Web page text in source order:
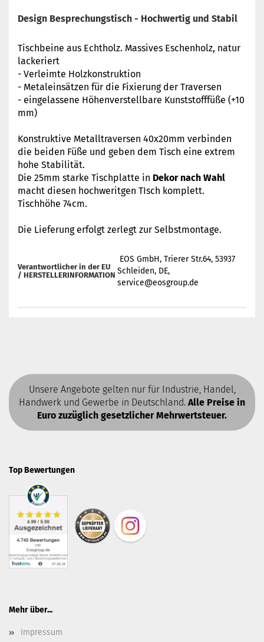
Design Besprechungstisch - Hochwertig und Stabil
Tischbeine aus Echtholz. Massives Eschenholz, natur
lackeriert
- Verleimte Holzkonstruktion
- Metaleinsätzen für die Fixierung der Traversen
- eingelassene Höhenverstellbare Kunststofffüße (+10
mm)
Konstruktive Metalltraversen 40x20mm verbinden
die beiden Füße und geben dem Tisch eine extrem
hohe Stabilität.
Die 25mm starke Tischplatte in Dekor nach Wahl
macht diesen hochweritgen TIsch komplett.
Tischhöhe 74cm.
Die Lieferung erfolgt zerlegt zur Selbstmontage.
Verantwortlicher in der EU
/ HERSTELLERINFORMATION
EOS GmbH, Trierer Str.64, 53937
Schleiden, DE,
service@eosgroup.de
Unsere Angebote gelten nur für Industrie, Handel,
Handwerk und Gewerbe in Deutschland. Alle Preise in
Euro zuzüglich gesetzlicher Mehrwertsteuer.
Top Bewertungen
Mehr über...
Impressum